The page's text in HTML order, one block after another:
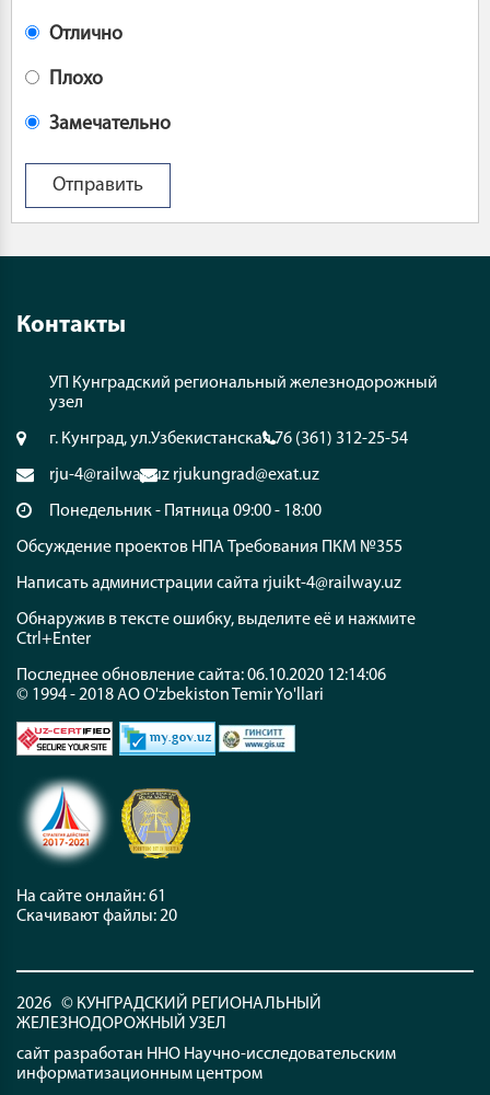
Отлично
Плохо
Замечательно
Контакты
УП Кунградский региональный железнодорожный
узел
г. Кунград, ул.Узбекистанская 76 (361) 312-25-54
rju-4@railway.uz rjukungrad@exat.uz
Понедельник - Пятница 09:00 - 18:00
Обсуждение проектов НПАТребования ПКМ №355
Написать администрации сайта rjuikt-4@railway.uz
Обнаружив в тексте ошибку, выделите её и нажмите
Ctrl+Enter
Последнее обновление сайта: 06.10.2020 12:14:06
© 1994 - 2018 АО O'zbekiston Temir Yo'llari
На сайте онлайн: 61
Скачивают файлы: 20
2026 © КУНГРАДСКИЙ РЕГИОНАЛЬНЫЙ
ЖЕЛЕЗНОДОРОЖНЫЙ УЗЕЛ
сайт разработан ННО Научно-исследовательским
информатизационным центром